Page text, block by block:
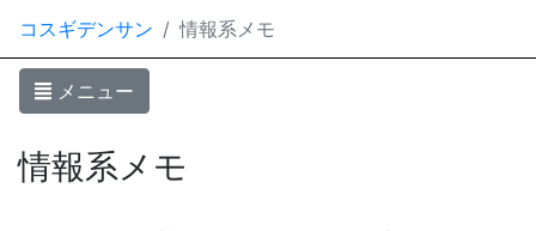
コスギデンサン 情報系メモ
メニュー
情報系メモ